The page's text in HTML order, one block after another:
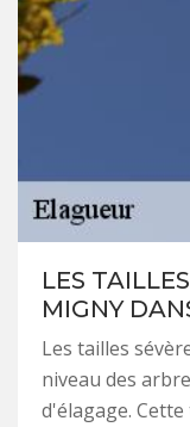
LES
MIGNY
Les tailles
niveau des
d'élagage.